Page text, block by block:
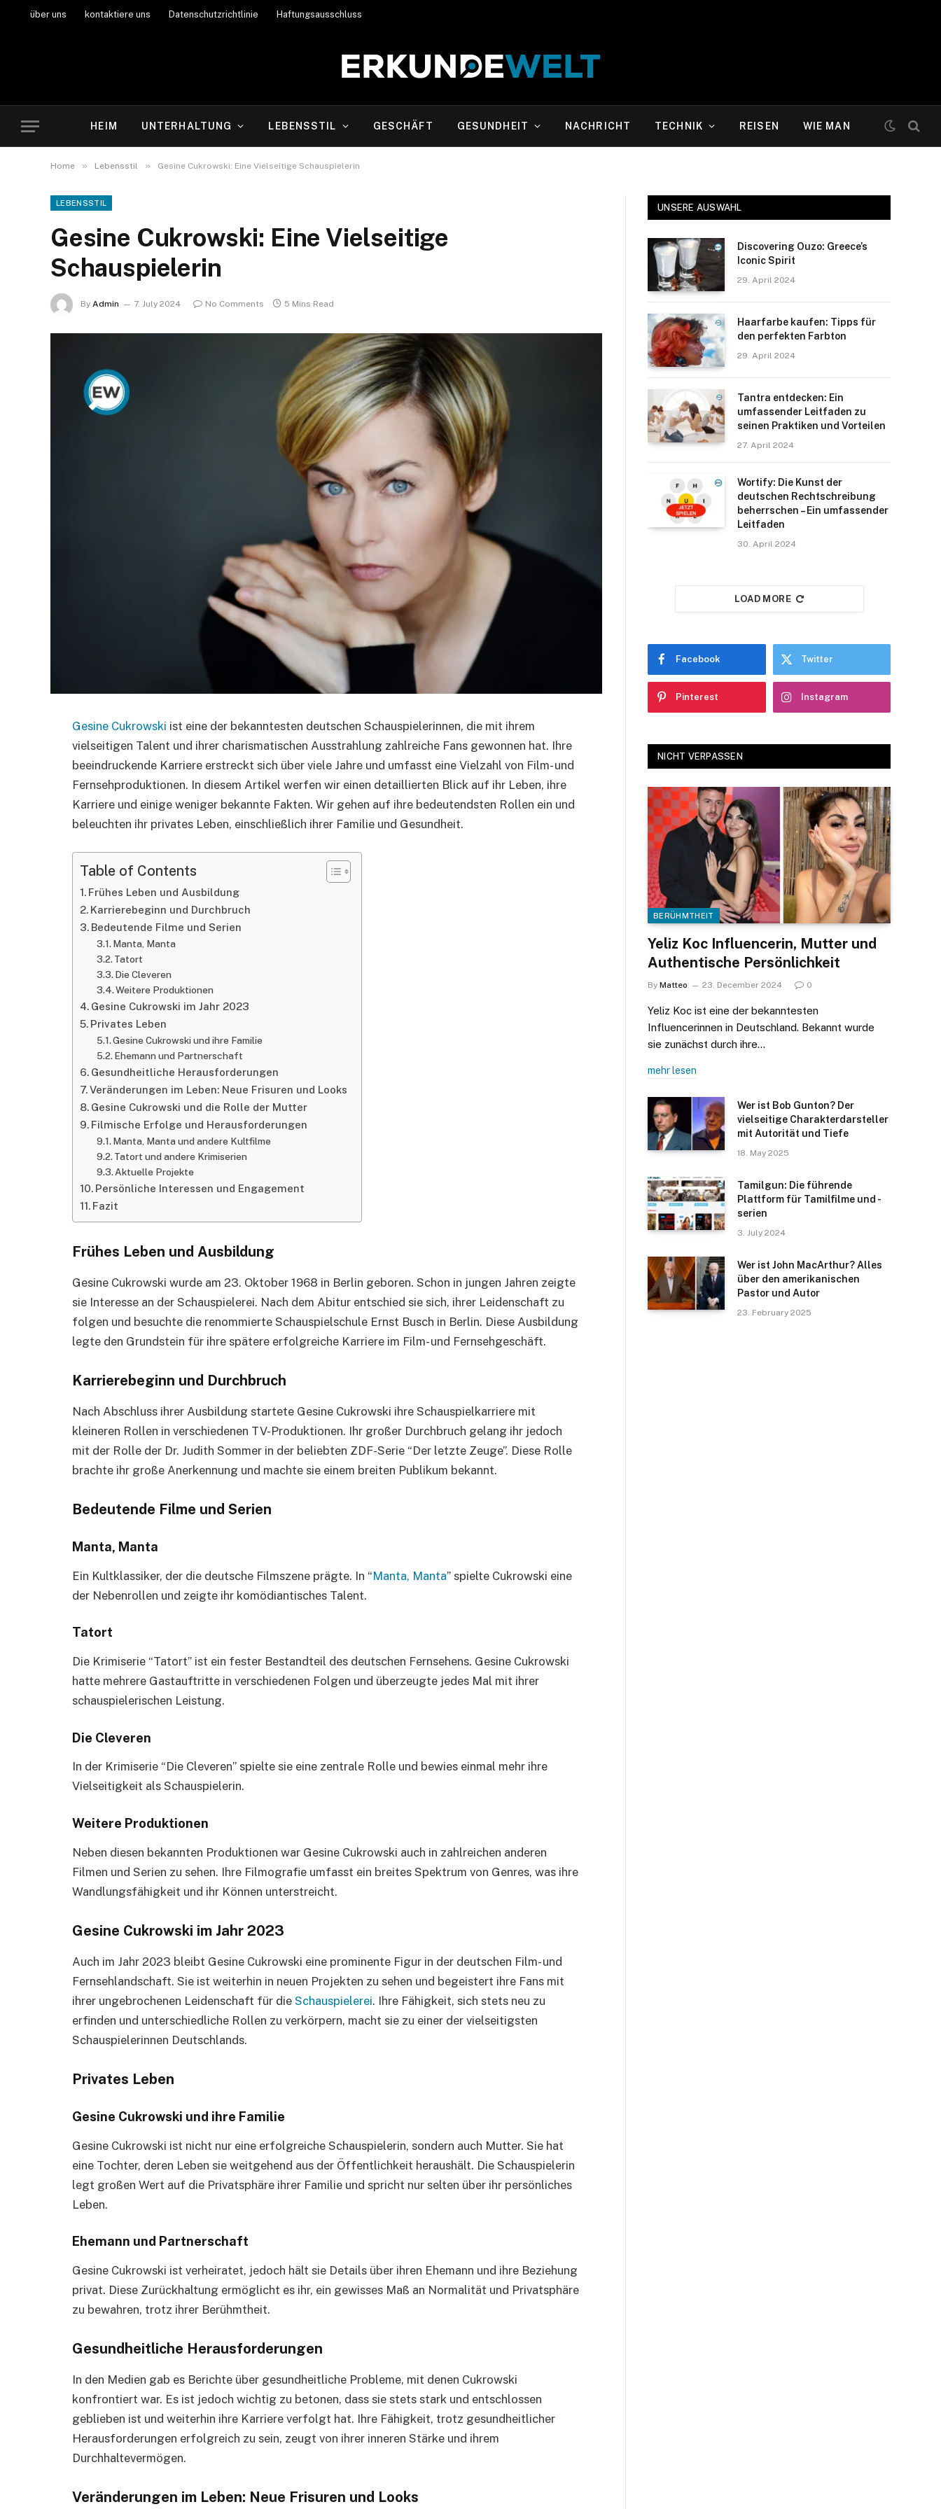
über uns kontaktiere uns Datenschutzrichtlinie Haftungsausschluss
HEIM UNTERHALTUNG LEBENSSTIL GESCHÄFT GESUNDHEIT NACHRICHT TECHNIK REISEN WIE MAN
Home » Lebensstil » Gesine Cukrowski: Eine Vielseitige Schauspielerin
LEBENSSTIL
Gesine Cukrowski: Eine Vielseitige
Schauspielerin
By Admin 7. July 2024 No Comments 5 Mins Read
Gesine Cukrowski ist eine der bekanntesten deutschen Schauspielerinnen, die mit ihrem
vielseitigen Talent und ihrer charismatischen Ausstrahlung zahlreiche Fans gewonnen hat. Ihre
beeindruckende Karriere erstreckt sich über viele Jahre und umfasst eine Vielzahl von Film- und
Fernsehproduktionen. In diesem Artikel werfen wir einen detaillierten Blick auf ihr Leben, ihre
Karriere und einige weniger bekannte Fakten. Wir gehen auf ihre bedeutendsten Rollen ein und
beleuchten ihr privates Leben, einschließlich ihrer Familie und Gesundheit.
Table of Contents
Frühes Leben und Ausbildung
Karrierebeginn und Durchbruch
Bedeutende Filme und Serien
Manta, Manta
Tatort
Die Cleveren
Weitere Produktionen
Gesine Cukrowski im Jahr 2023
Privates Leben
Gesine Cukrowski und ihre Familie
Ehemann und Partnerschaft
Gesundheitliche Herausforderungen
Veränderungen im Leben: Neue Frisuren und Looks
Gesine Cukrowski und die Rolle der Mutter
Filmische Erfolge und Herausforderungen
Manta, Manta und andere Kultfilme
Tatort und andere Krimiserien
Aktuelle Projekte
Persönliche Interessen und Engagement
Fazit
Frühes Leben und Ausbildung
Gesine Cukrowski wurde am 23. Oktober 1968 in Berlin geboren. Schon in jungen Jahren zeigte
sie Interesse an der Schauspielerei. Nach dem Abitur entschied sie sich, ihrer Leidenschaft zu
folgen und besuchte die renommierte Schauspielschule Ernst Busch in Berlin. Diese Ausbildung
legte den Grundstein für ihre spätere erfolgreiche Karriere im Film- und Fernsehgeschäft.
Karrierebeginn und Durchbruch
Nach Abschluss ihrer Ausbildung startete Gesine Cukrowski ihre Schauspielkarriere mit
kleineren Rollen in verschiedenen TV-Produktionen. Ihr großer Durchbruch gelang ihr jedoch
mit der Rolle der Dr. Judith Sommer in der beliebten ZDF-Serie “Der letzte Zeuge”. Diese Rolle
brachte ihr große Anerkennung und machte sie einem breiten Publikum bekannt.
Bedeutende Filme und Serien
Manta, Manta
Ein Kultklassiker, der die deutsche Filmszene prägte. In “Manta, Manta” spielte Cukrowski eine
der Nebenrollen und zeigte ihr komödiantisches Talent.
Tatort
Die Krimiserie “Tatort” ist ein fester Bestandteil des deutschen Fernsehens. Gesine Cukrowski
hatte mehrere Gastauftritte in verschiedenen Folgen und überzeugte jedes Mal mit ihrer
schauspielerischen Leistung.
Die Cleveren
In der Krimiserie “Die Cleveren” spielte sie eine zentrale Rolle und bewies einmal mehr ihre
Vielseitigkeit als Schauspielerin.
Weitere Produktionen
Neben diesen bekannten Produktionen war Gesine Cukrowski auch in zahlreichen anderen
Filmen und Serien zu sehen. Ihre Filmografie umfasst ein breites Spektrum von Genres, was ihre
Wandlungsfähigkeit und ihr Können unterstreicht.
Gesine Cukrowski im Jahr 2023
Auch im Jahr 2023 bleibt Gesine Cukrowski eine prominente Figur in der deutschen Film- und
Fernsehlandschaft. Sie ist weiterhin in neuen Projekten zu sehen und begeistert ihre Fans mit
ihrer ungebrochenen Leidenschaft für die Schauspielerei. Ihre Fähigkeit, sich stets neu zu
erfinden und unterschiedliche Rollen zu verkörpern, macht sie zu einer der vielseitigsten
Schauspielerinnen Deutschlands.
Privates Leben
Gesine Cukrowski und ihre Familie
Gesine Cukrowski ist nicht nur eine erfolgreiche Schauspielerin, sondern auch Mutter. Sie hat
eine Tochter, deren Leben sie weitgehend aus der Öffentlichkeit heraushält. Die Schauspielerin
legt großen Wert auf die Privatsphäre ihrer Familie und spricht nur selten über ihr persönliches
Leben.
Ehemann und Partnerschaft
Gesine Cukrowski ist verheiratet, jedoch hält sie Details über ihren Ehemann und ihre Beziehung
privat. Diese Zurückhaltung ermöglicht es ihr, ein gewisses Maß an Normalität und Privatsphäre
zu bewahren, trotz ihrer Berühmtheit.
Gesundheitliche Herausforderungen
In den Medien gab es Berichte über gesundheitliche Probleme, mit denen Cukrowski
konfrontiert war. Es ist jedoch wichtig zu betonen, dass sie stets stark und entschlossen
geblieben ist und weiterhin ihre Karriere verfolgt hat. Ihre Fähigkeit, trotz gesundheitlicher
Herausforderungen erfolgreich zu sein, zeugt von ihrer inneren Stärke und ihrem
Durchhaltevermögen.
Veränderungen im Leben: Neue Frisuren und Looks
UNSERE AUSWAHL
Discovering Ouzo: Greece’s
Iconic Spirit
29. April 2024
Haarfarbe kaufen: Tipps für
den perfekten Farbton
29. April 2024
Tantra entdecken: Ein
umfassender Leitfaden zu
seinen Praktiken und Vorteilen
27. April 2024
Wortify: Die Kunst der
deutschen Rechtschreibung
beherrschen – Ein umfassender
Leitfaden
30. April 2024
LOAD MORE
Facebook Twitter
Pinterest Instagram
NICHT VERPASSEN
BERÜHMTHEIT
Yeliz Koc Influencerin, Mutter und
Authentische Persönlichkeit
By Matteo 23. December 2024 0
Yeliz Koc ist eine der bekanntesten
Influencerinnen in Deutschland. Bekannt wurde
sie zunächst durch ihre…
mehr lesen
Wer ist Bob Gunton? Der
vielseitige Charakterdarsteller
mit Autorität und Tiefe
18. May 2025
Tamilgun: Die führende
Plattform für Tamilfilme und -
serien
3. July 2024
Wer ist John MacArthur? Alles
über den amerikanischen
Pastor und Autor
23. February 2025